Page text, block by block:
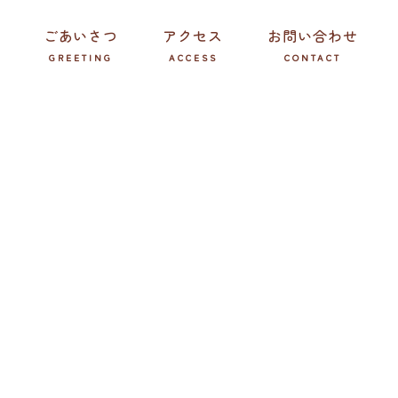
ごあいさつ アクセス お問い合わせ